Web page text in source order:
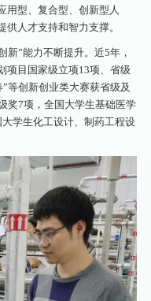
用型、复合型、创新型人
人才支持和智力支撑。
新”能力不断提升。近5年，
项目国家级立项13项、省级
等创新创业类大赛获省级及
奖7项，全国大学生基础医学
学生化工设计、制药工程设